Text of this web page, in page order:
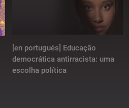
[en portugués] Educação
democrática antirracista: uma
escolha política